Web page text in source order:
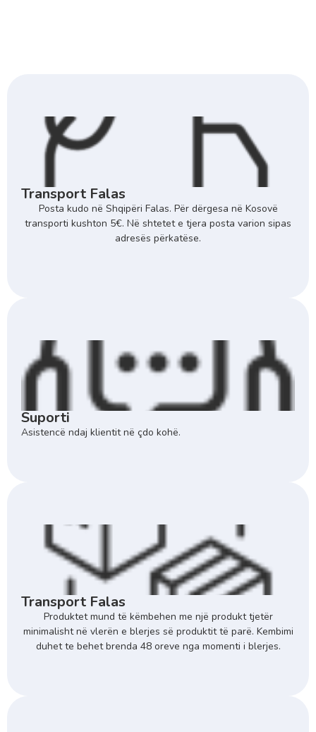
Transport Falas
Posta kudo në Shqipëri Falas. Për dërgesa në Kosovë
transporti kushton 5€. Në shtetet e tjera posta varion sipas
adresës përkatëse.
Suporti
Asistencë ndaj klientit në çdo kohë.
Transport Falas
Produktet mund të këmbehen me një produkt tjetër
minimalisht në vlerën e blerjes së produktit të parë. Kembimi
duhet te behet brenda 48 oreve nga momenti i blerjes.